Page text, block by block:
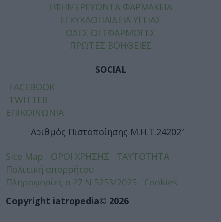
ΕΦΗΜΕΡΕΥΟΝΤΑ ΦΑΡΜΑΚΕΙΑ
ΕΓΚΥΚΛΟΠΑΙΔΕΙΑ ΥΓΕΙΑΣ
ΟΛΕΣ ΟΙ ΕΦΑΡΜΟΓΕΣ
ΠΡΩΤΕΣ ΒΟΗΘΕΙΕΣ
SOCIAL
FACEBOOK
TWITTER
ΕΠΙΚΟΙΝΩΝΙΑ
Αριθμός Πιστοποίησης Μ.Η.Τ.242021
Site Map ΟΡΟΙ ΧΡΗΣΗΣ
ΤΑΥΤΟΤΗΤΑ
Πολιτική απορρήτου
Πληροφορίες α.27 Ν.5253/2025
Cookies
Copyright iatropedia© 2026